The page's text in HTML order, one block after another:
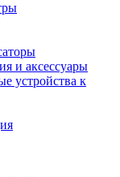
и аксессуары
устройства к